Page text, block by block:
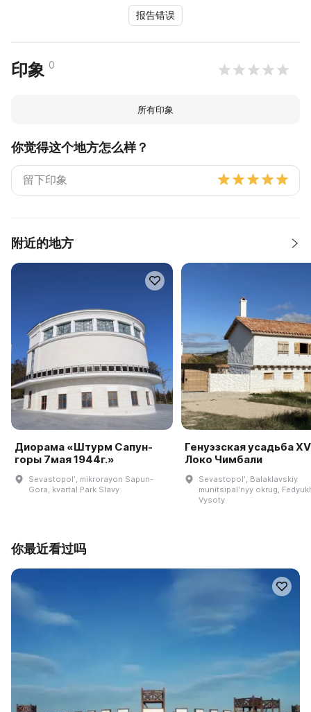
报告错误
印象 0
所有印象
你觉得这个地方怎么样？
附近的地方
Диорама «Штурм Сапун-
горы 7мая 1944г.»
Sevastopolʹ, mikrorayon Sapun-
Gora, kvartal Park Slavy
Генуэзская усадьба
Локо Чимбали
Sevastopolʹ, Balaklavskiy
munitsipalʹnyy okrug,
Vysoty
你最近看过吗